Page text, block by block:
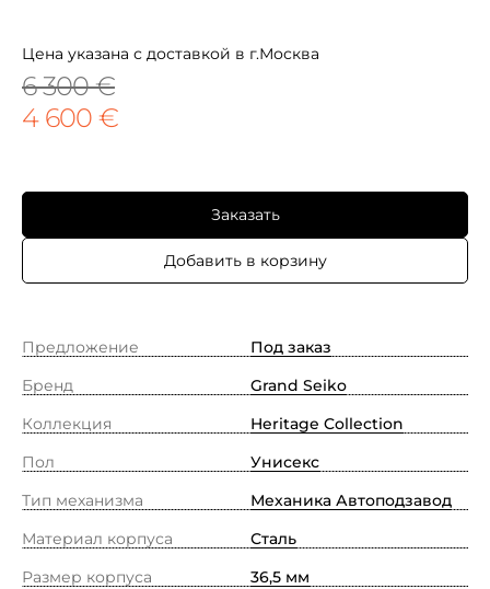
Цена указана с доставкой в г.Москва
6 300 €
4 600 €
Заказать
Добавить в корзину
Предложение
Под заказ
Бренд
Grand Seiko
Коллекция
Heritage Collection
Пол
Унисекс
Тип механизма
Механика Автоподзавод
Материал корпуса
Сталь
Размер корпуса
36,5 мм